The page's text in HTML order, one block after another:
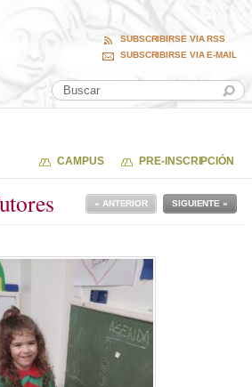
SUBSCRIBIRSE VIA RSS
SUBSCRIBIRSE VIA E-MAIL
CAMPUS PRE-INSCRIPCIÓN
SIGUIENTE »
« ANTERIOR